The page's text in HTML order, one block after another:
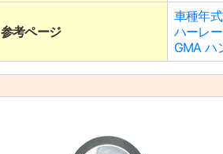
参考ページ
車種年
ハーレ
GMA ハ